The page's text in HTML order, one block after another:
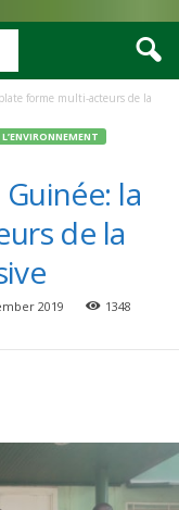
forme multi-acteurs de la
la
de la
2019
1348